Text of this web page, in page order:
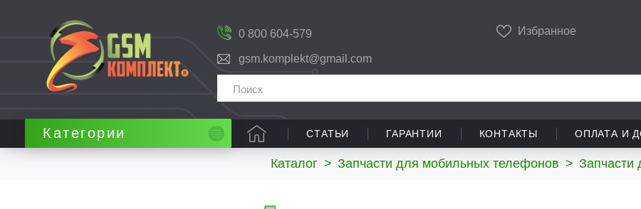
0 800 604-579
gsm.komplekt@gmail.com
Избранное
СТАТЬИ ГАРАНТИИ КОНТАКТЫ ОПЛАТА И
Каталог > Запчасти для мобильных телефонов > Запчасти
Категории